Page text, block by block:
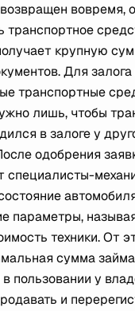
вовремя,
транспортное
крупную
Для
транспортные
лишь, чтобы
в залоге у
одобрения
специалисты-
параметры,
техники. От
сумма
пользовании у
и